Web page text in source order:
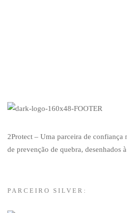
2Protect – Uma parceira de confiança
de prevenção de quebra, desenhados
PARCEIRO SILVER: